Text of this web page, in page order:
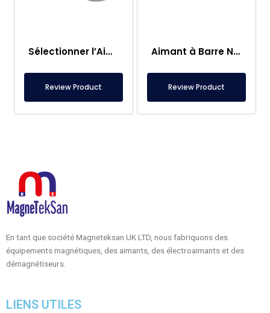
Sélectionner l’Aimant de Pêche – Aimant Puissant de Sauvetage en Mer
Review Product
Aimant à Barre Neodyme Ø25×250 mm – Connexion M8 Femelle d’un Côté
Review Product
En tant que société Magneteksan UK LTD, nous fabriquons des
équipements magnétiques, des aimants, des électroaimants et des
démagnétiseurs.
LIENS UTILES